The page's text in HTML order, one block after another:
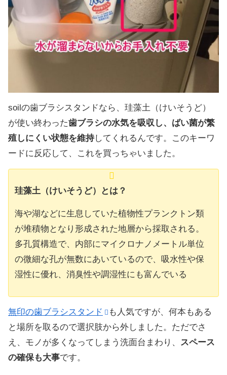
soilの歯ブラシスタンドなら、珪藻土（けいそうど）
が使い終わった歯ブラシの水気を吸収し、ばい菌が繁
殖しにくい状態を維持してくれるんです。このキーワ
ードに反応して、これを買っちゃいました。
珪藻土（けいそうど）とは？
海や湖などに生息していた植物性プランクトン類
が堆積物となり形成された地層から採取される。
多孔質構造で、内部にマイクロナノメートル単位
の微細な孔が無数にあいているので、吸水性や保
湿性に優れ、消臭性や調湿性にも富んでいる
無印の歯ブラシスタンド
も人気ですが、何本もある
と場所を取るので選択肢から外しました。ただでさ
え、モノが多くなってしまう洗面台まわり、 スペース
の確保も大事です。